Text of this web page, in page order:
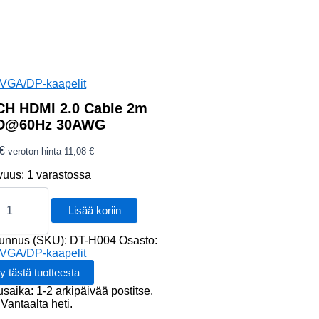
DP-kaapelit
HDMI 2.0 Cable 2m
30AWG
veroton hinta 11,08€
1 varastossa
Lisää koriin
(SKU): DT-H004 Osasto:
DP-kaapelit
1-2 arkipäivää postitse.
heti.